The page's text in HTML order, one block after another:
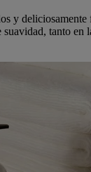
y deliciosamente
suavidad, tanto en